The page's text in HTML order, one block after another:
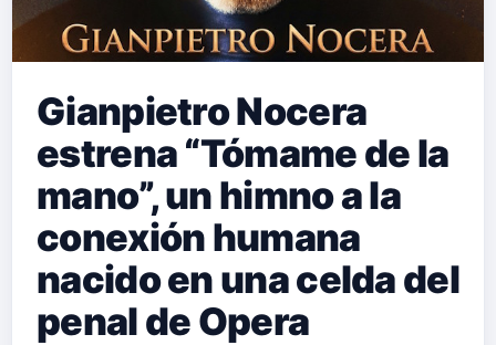
Gianpietro Nocera
estrena “Tómame de la
mano”, un himno a la
conexión humana
nacido en una celda del
penal de Opera